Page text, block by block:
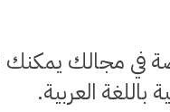
في مجالك يمكنك
العربية.